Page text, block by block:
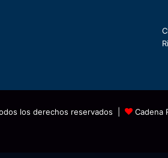
los derechos reservados | Cadena